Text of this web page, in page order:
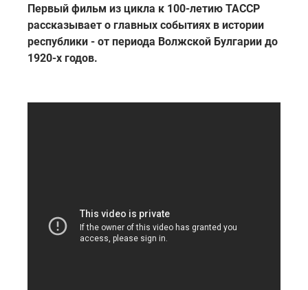
Первый фильм из цикла к 100-летию ТАССР
рассказывает о главных событиях в истории
республики - от периода Волжской Булгарии до
1920-х годов.